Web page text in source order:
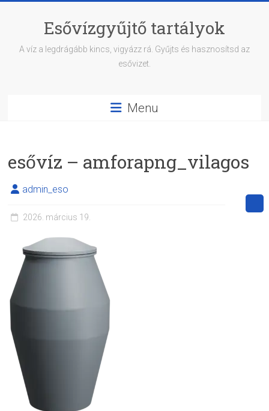
Esővízgyűjtő tartályok
A víz a legdrágább kincs, vigyázz rá. Gyűjts és hasznosítsd az
esővizet.
Menu
esővíz – amforapng_vilagos
admin_eso
2026. március 19.